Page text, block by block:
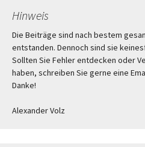
Hinweis
Die Beiträge sind nach bestem
entstanden. Dennoch sind sie
Sollten Sie Fehler entdecken oder
haben, schreiben Sie gerne eine
Danke!
Alexander Volz